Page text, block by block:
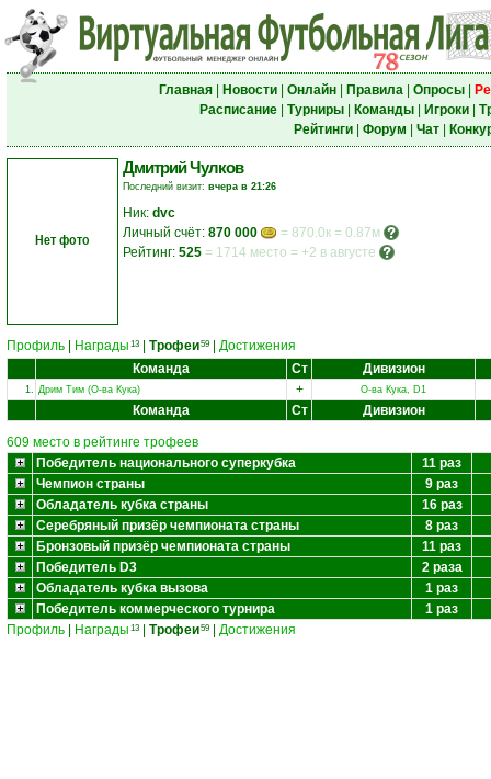
Главная| Новости| Онлайн| Правила| Опросы|
Расписание| Турниры| Команды| Игроки|
Рейтинги| Форум Чат|
Нет фото
Дмитрий Чулков
Последний визит: вчера в 21:26
Ник: dvc
Личный счёт: 870 000
= 870.0к = 0.87м
Рейтинг: 525 = 1714 место = +2 в августе
Профиль Награды 13 Трофеи59
Достижения
Команда
Ст Дивизион
1. Дрим Тим (О-ва Кука) + О-ва Кука, D1
Команда Ст Дивизион
609 место в рейтинге трофеев
Победитель национального суперкубка
11 раз
Чемпион страны
9 раз
Обладатель кубка страны
16 раз
Серебряный призёр чемпионата страны
8 раз
Бронзовый призёр чемпионата страны
11 раз
Победитель D3
2 раза
Обладатель кубка вызова
1 раз
Победитель коммерческого турнира
1 раз
Профиль
Награды 13 Трофеи59 Достижения